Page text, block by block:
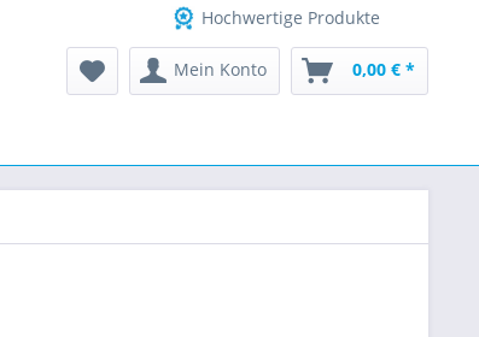
Hochwertige Produkte
Mein Konto 0,00 € *